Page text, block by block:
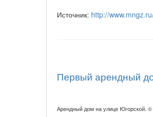
Источник: http://
Первый арендный
Арендный дом на улице Югорской.